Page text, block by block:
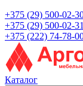
+375 (29) 500-02-
+375 (29) 500-02-31
+375 (222) 74-78-
Каталог